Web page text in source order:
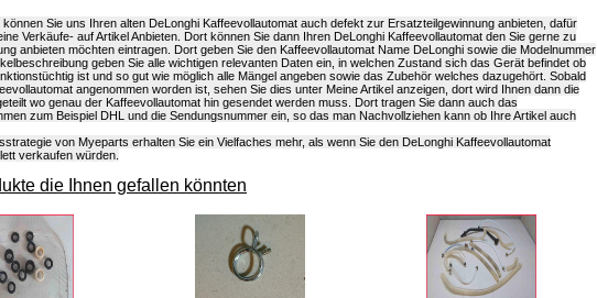
können Sie uns Ihren alten DeLonghi Kaffeevollautomat auch defekt zur Ersatzteilgewinnung anbieten, dafür
Verkäufe- auf Artikel Anbieten. Dort können Sie dann Ihren DeLonghi Kaffeevollautomat den Sie gerne zu
anbieten möchten eintragen. Dort geben Sie den Kaffeevollautomat Name DeLonghi sowie die Modelnummer
geben Sie alle wichtigen relevanten Daten ein, in welchen Zustand sich das Gerät befindet ob
ist und so gut wie möglich alle Mängel angeben sowie das Zubehör welches dazugehört. Sobald
angenommen worden ist, sehen Sie dies unter Meine Artikel anzeigen, dort wird Ihnen dann die
wo genau der Kaffeevollautomat hin gesendet werden muss. Dort tragen Sie dann auch das
zum Beispiel DHL und die Sendungsnummer ein, so das man Nachvollziehen kann ob Ihre Artikel auch
von Myeparts erhalten Sie ein Vielfaches mehr, als wenn Sie den DeLonghi Kaffeevollautomat
verkaufen würden.
die Ihnen gefallen könnten